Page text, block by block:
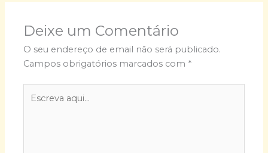
Deixe um Comentário
O seu endereço de email não será publicado.
Campos obrigatórios marcados com *
aqui...